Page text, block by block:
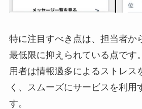
特に注目すべき点は、担当者か
最低限に抑えられている点です
用者は情報過多によるストレス
く、スムーズにサービスを利用
す。